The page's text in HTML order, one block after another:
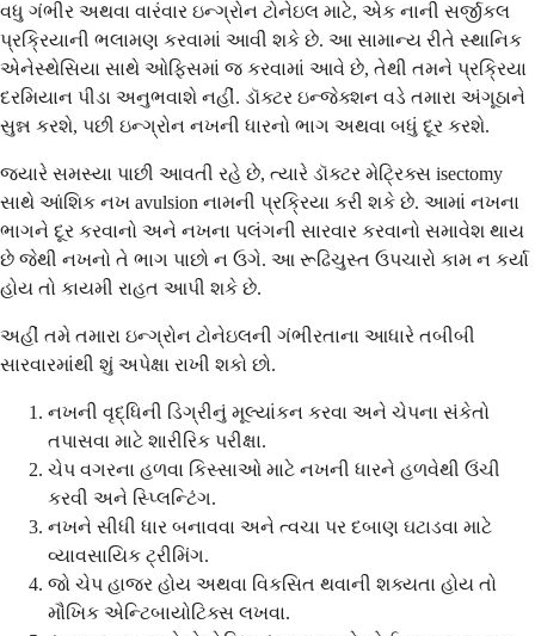
વધુ ગંભીર અથવા વારંવાર ઇન્ગ્રોન ટોનેઇલ માટે, એક નાની સર્જીકલ
પ્રક્રિયાની ભલામણ કરવામાં આવી શકે છે. આ સામાન્ય રીતે સ્થાનિક
એનેસ્થેસિયા સાથે ઓફિસમાં જ કરવામાં આવે છે, તેથી તમને પ્રક્રિયા
દરમિયાન પીડા અનુભવાશે નહીં. ડૉક્ટર ઇન્જેક્શન વડે તમારા અંગૂઠાને
સુન્ન કરશે, પછી ઇન્ગ્રોન નખની ધારનો ભાગ અથવા બધું દૂર કરશે.
જ્યારે સમસ્યા પાછી આવતી રહે છે, ત્યારે ડૉક્ટર મેટ્રિક્સ isectomy
સાથે આંશિક નખ avulsion નામની પ્રક્રિયા કરી શકે છે. આમાં નખના
ભાગને દૂર કરવાનો અને નખના પલંગની સારવાર કરવાનો સમાવેશ થાય
છે જેથી નખનો તે ભાગ પાછો ન ઉગે. આ રૂઢિચુસ્ત ઉપચારો કામ ન કર્યા
હોય તો કાયમી રાહત આપી શકે છે.
અહીં તમે તમારા ઇન્ગ્રોન ટોનેઇલની ગંભીરતાના આધારે તબીબી
સારવારમાંથી શું અપેક્ષા રાખી શકો છો.
નખની વૃદ્ધિની ડિગ્રીનું મૂલ્યાંકન કરવા અને ચેપના સંકેતો
તપાસવા માટે શારીરિક પરીક્ષા.
ચેપ વગરના હળવા કિસ્સાઓ માટે નખની ધારને હળવેથી ઉંચી
કરવી અને સ્પ્લિન્ટિંગ.
નખને સીધી ધાર બનાવવા અને ત્વચા પર દબાણ ઘટાડવા માટે
વ્યાવસાયિક ટ્રીમિંગ.
જો ચેપ હાજર હોય અથવા વિકસિત થવાની શક્યતા હોય તો
મૌખિક એન્ટિબાયોટિક્સ લખવા.